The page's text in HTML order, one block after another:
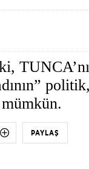
PAYLAŞ